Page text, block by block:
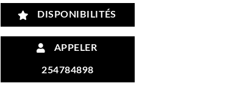
DISPONIBILITÉS
APPELER
254784898